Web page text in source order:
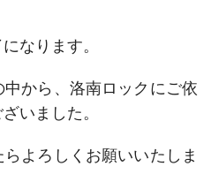
なります。
から、洛南ロックにご依
いました。
よろしくお願いいたしま